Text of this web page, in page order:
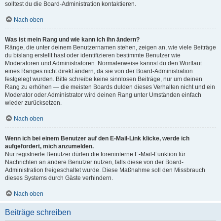
solltest du die Board-Administration kontaktieren.
Nach oben
Was ist mein Rang und wie kann ich ihn ändern?
Ränge, die unter deinem Benutzernamen stehen, zeigen an, wie viele Beiträge
du bislang erstellt hast oder identifizieren bestimmte Benutzer wie
Moderatoren und Administratoren. Normalerweise kannst du den Wortlaut
eines Ranges nicht direkt ändern, da sie von der Board-Administration
festgelegt wurden. Bitte schreibe keine sinnlosen Beiträge, nur um deinen
Rang zu erhöhen — die meisten Boards dulden dieses Verhalten nicht und ein
Moderator oder Administrator wird deinen Rang unter Umständen einfach
wieder zurücksetzen.
Nach oben
Wenn ich bei einem Benutzer auf den E-Mail-Link klicke, werde ich
aufgefordert, mich anzumelden.
Nur registrierte Benutzer dürfen die foreninterne E-Mail-Funktion für
Nachrichten an andere Benutzer nutzen, falls diese von der Board-
Administration freigeschaltet wurde. Diese Maßnahme soll den Missbrauch
dieses Systems durch Gäste verhindern.
Nach oben
Beiträge schreiben